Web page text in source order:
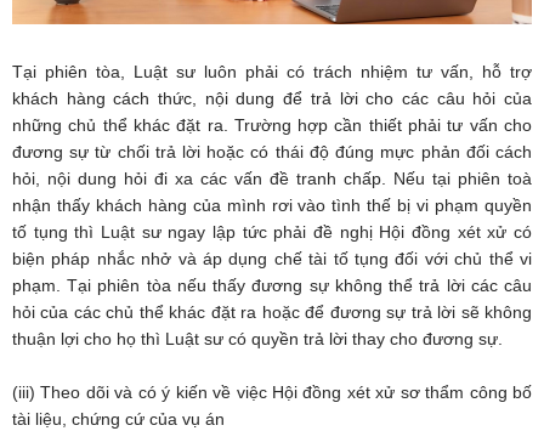
Tại phiên tòa, Luật sư luôn phải có trách nhiệm tư vấn, hỗ trợ
khách hàng cách thức, nội dung để trả lời cho các câu hỏi của
những chủ thể khác đặt ra. Trường hợp cần thiết phải tư vấn cho
đương sự từ chối trả lời hoặc có thái độ đúng mực phản đối cách
hỏi, nội dung hỏi đi xa các vấn đề tranh chấp. Nếu tại phiên toà
nhận thấy khách hàng của mình rơi vào tình thế bị vi phạm quyền
tố tụng thì Luật sư ngay lập tức phải đề nghị Hội đồng xét xử có
biện pháp nhắc nhở và áp dụng chế tài tố tụng đối với chủ thể vi
phạm. Tại phiên tòa nếu thấy đương sự không thể trả lời các câu
hỏi của các chủ thể khác đặt ra hoặc để đương sự trả lời sẽ không
thuận lợi cho họ thì Luật sư có quyền trả lời thay cho đương sự.
(iii) Theo dõi và có ý kiến về việc Hội đồng xét xử sơ thẩm công bố
tài liệu, chứng cứ của vụ án